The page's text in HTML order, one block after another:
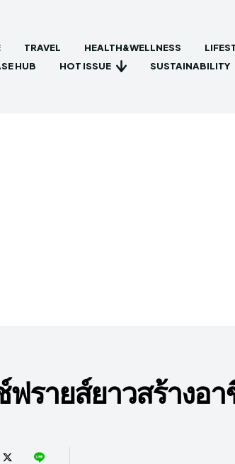
TRAVEL HEALTH&WELLNESS
HUB
HOT ISSUE SUSTAINABILITY
รายส์ยาวสร้างอ